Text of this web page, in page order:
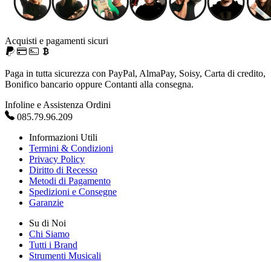
Acquisti e pagamenti sicuri
Paga in tutta sicurezza con PayPal, AlmaPay, Soisy, Carta di credito,
Bonifico bancario oppure Contanti alla consegna.
Infoline e Assistenza Ordini
085.79.96.209
Informazioni Utili
Termini & Condizioni
Privacy Policy
Diritto di Recesso
Metodi di Pagamento
Spedizioni e Consegne
Garanzie
Su di Noi
Chi Siamo
Tutti i Brand
Strumenti Musicali